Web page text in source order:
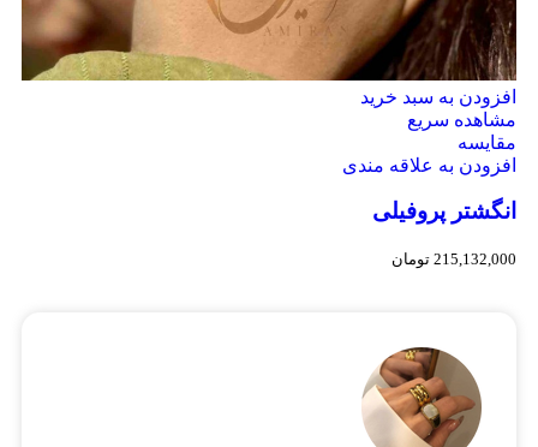
افزودن به سبد خرید
مشاهده سریع
مقایسه
افزودن به علاقه مندی
انگشتر پروفیلی
215,132,000 تومان